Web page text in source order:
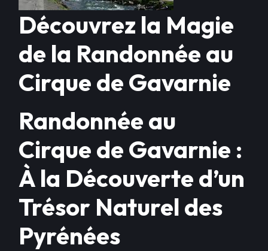
Découvrez la Magie
de la Randonnée au
Cirque de Gavarnie
Randonnée au
Cirque de Gavarnie :
À la Découverte d’un
Trésor Naturel des
Pyrénées